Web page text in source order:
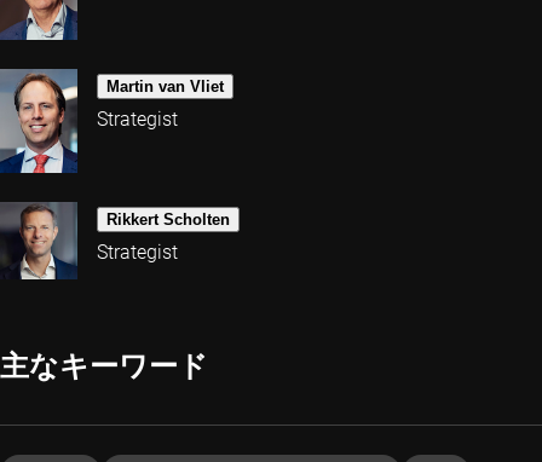
Martin van Vliet
Strategist
Rikkert Scholten
Strategist
主なキーワード